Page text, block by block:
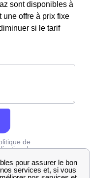
sont disponibles à
une offre à prix fixe
si le tarif
de
des